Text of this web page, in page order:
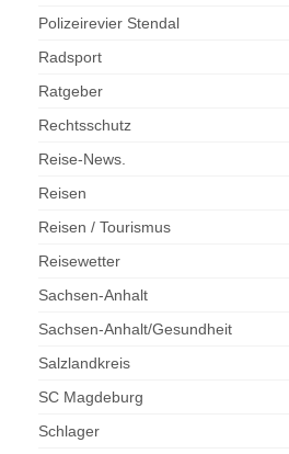
Polizeirevier Stendal
Radsport
Ratgeber
Rechtsschutz
Reise-News.
Reisen
Reisen / Tourismus
Reisewetter
Sachsen-Anhalt
Sachsen-Anhalt/Gesundheit
Salzlandkreis
SC Magdeburg
Schlager